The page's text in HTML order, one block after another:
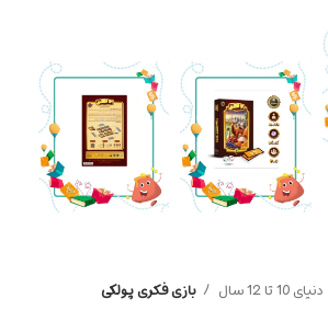
دنیای 10 تا 12 سال بازی فکری پولکی